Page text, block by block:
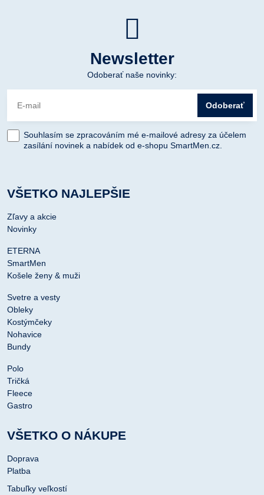
Newsletter
Odoberať naše novinky:
Odoberať
Souhlasím se zpracováním mé e-mailové adresy za účelem
zasílání novinek a nabídek od e-shopu SmartMen.cz.
VŠETKO NAJLEPŠIE
Zľavy a akcie
Novinky
ETERNA
SmartMen
Košele ženy & muži
Svetre a vesty
Obleky
Kostýmčeky
Nohavice
Bundy
Polo
Tričká
Fleece
Gastro
VŠETKO O NÁKUPE
Doprava
Platba
Tabuľky veľkostí